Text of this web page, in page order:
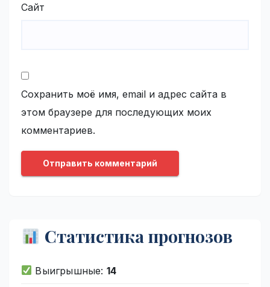
Сайт
Сохранить моё имя, email и адрес сайта в
этом браузере для последующих моих
комментариев.
Статистика прогнозов
Выигрышные: 14